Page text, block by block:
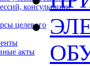
консультации
целевого
акты